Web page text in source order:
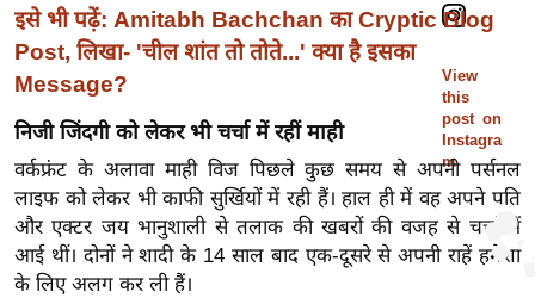
टो
व
र्ल्ड
न्यू
ज
ब्री
फ
म
नो
View
this
post on
Instagra
m
इसे भी पढ़ें: Amitabh Bachchan का Cryptic Blog
Post, लिखा- 'चील शांत तो तोते...' क्या है इसका
Message?
निजी जिंदगी को लेकर भी चर्चा में रहीं माही
वर्कफ्रंट के अलावा माही विज पिछले कुछ समय से अपनी पर्सनल
लाइफ को लेकर भी काफी सुर्खियों में रही हैं। हाल ही में वह अपने पति
और एक्टर जय भानुशाली से तलाक की खबरों की वजह से चर्चा में
आई थीं। दोनों ने शादी के 14 साल बाद एक-दूसरे से अपनी राहें हमेशा
के लिए अलग कर ली हैं।